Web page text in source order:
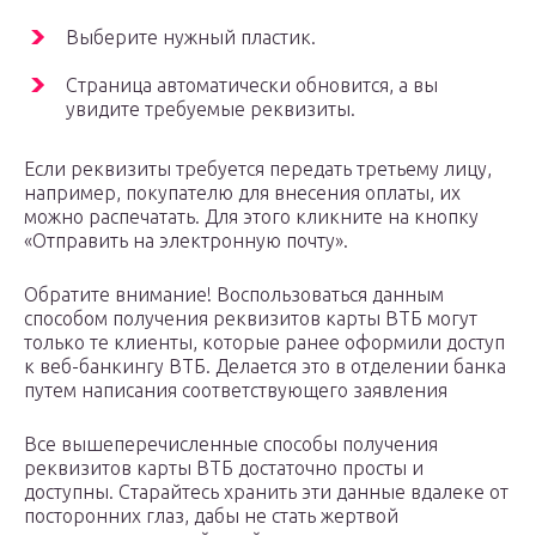
Выберите нужный пластик.
Страница автоматически обновится, а вы
увидите требуемые реквизиты.
Если реквизиты требуется передать третьему лицу,
например, покупателю для внесения оплаты, их
можно распечатать. Для этого кликните на кнопку
«Отправить на электронную почту».
Обратите внимание! Воспользоваться данным
способом получения реквизитов карты ВТБ могут
только те клиенты, которые ранее оформили доступ
к веб-банкингу ВТБ. Делается это в отделении банка
путем написания соответствующего заявления
Все вышеперечисленные способы получения
реквизитов карты ВТБ достаточно просты и
доступны. Старайтесь хранить эти данные вдалеке от
посторонних глаз, дабы не стать жертвой